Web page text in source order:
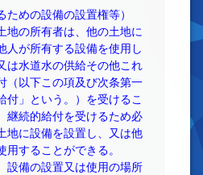
ための設備の設置権等）
の所有者は、他の土地に
人が所有する設備を使用し
は水道水の供給その他これ
（以下この項及び次条第一
付」という。）を受けるこ
継続的給付を受けるため必
地に設備を設置し、又は他
用することができる。
備の設置又は使用の場所